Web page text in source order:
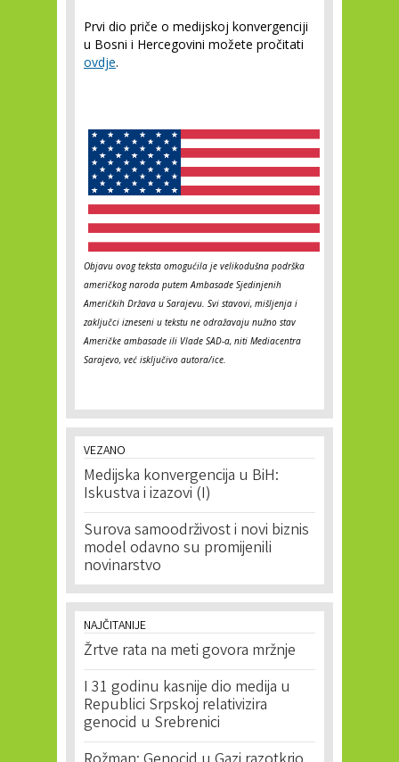
Prvi dio priče o medijskoj konvergenciji
u Bosni i Hercegovini možete pročitati
ovdje.
Objavu ovog teksta omogućila je velikodušna podrška
američkog naroda putem Ambasade Sjedinjenih
Američkih Država u Sarajevu. Svi stavovi, mišljenja i
zaključci izneseni u tekstu ne odražavaju nužno stav
Američke ambasade ili Vlade SAD-a, niti Mediacentra
Sarajevo, već isključivo autora/ice.
VEZANO
Medijska konvergencija u BiH:
Iskustva i izazovi (I)
Surova samoodrživost i novi biznis
model odavno su promijenili
novinarstvo
NAJČITANIJE
Žrtve rata na meti govora mržnje
I 31 godinu kasnije dio medija u
Republici Srpskoj relativizira
genocid u Srebrenici